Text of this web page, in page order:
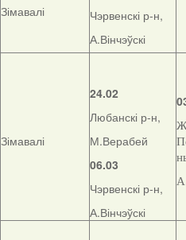
Зімавалі
Чэрвенскі р-н,
А.Вінчэўскі
Зімавалі
24.02
Любанскі р-н,
М.Верабей
06.03
Чэрвенскі р-н,
А.Вінчэўскі